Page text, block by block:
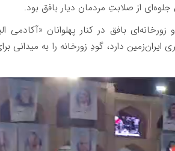
از صلابتِ مردمان دیار بافق بود.
بافق در کنار پهلوانان «آکادمی
دارد، گودِ زورخانه را به میدانی